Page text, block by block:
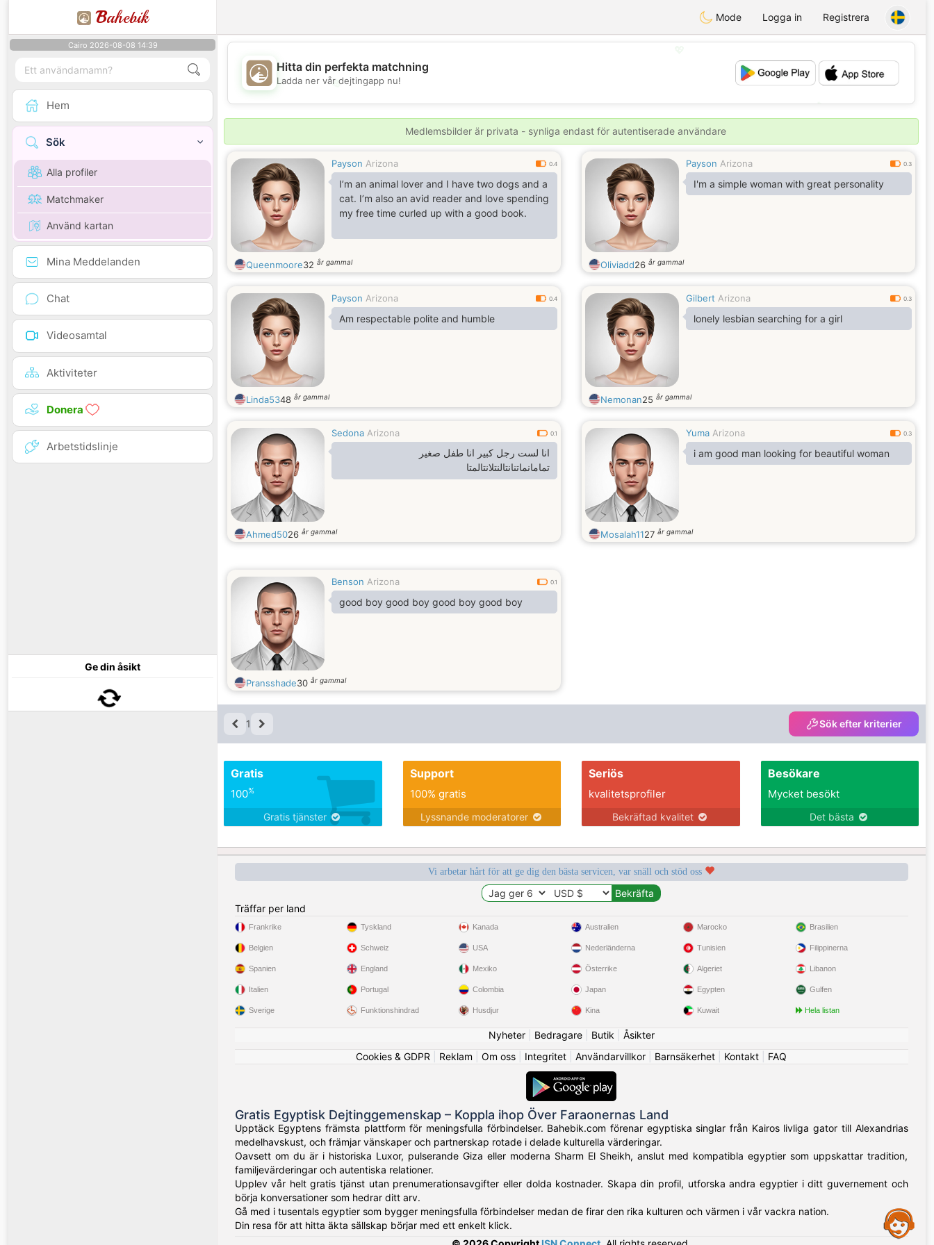
Bahebik Mode Logga in Registrera
Cairo 2026-08-08 14:39
Hem
Sök
Alla profiler
Matchmaker
Använd kartan
Mina Meddelanden
Chat
Videosamtal
Aktiviteter
Donera
Arbetstidslinje
Ge din åsikt
💖
💕
Hitta din perfekta matchning
Ladda ner vår dejtingapp nu!
Medlemsbilder är privata - synliga endast för autentiserade användare
Payson Arizona 0.4
I’m an animal lover and I have two dogs and a
cat. I’m also an avid reader and love spending
my free time curled up with a good book.
Queenmoore32 år gammal
Payson Arizona 0.3
I'm a simple woman with great personality
Oliviadd26 år gammal
Payson Arizona 0.4
Am respectable polite and humble
Linda5348 år gammal
Gilbert Arizona 0.3
lonely lesbian searching for a girl
Nemonan25 år gammal
Sedona Arizona 0.1
انا لست رجل كبير انا طفل صغير
تمامانماتنانتالنتلانتالمتا
Ahmed5026 år gammal
Yuma Arizona 0.3
i am good man looking for beautiful woman
Mosalah1127 år gammal
Benson Arizona 0.1
good boy good boy good boy good boy
Pransshade30 år gammal
1 Sök efter kriterier
Gratis
100%
Gratis tjänster
Support
100% gratis
Lyssnande moderatorer
Seriös
kvalitetsprofiler
Bekräftad kvalitet
Besökare
Mycket besökt
Det bästa
Vi arbetar hårt för att ge dig den bästa servicen, var snäll och stöd oss
Träffar per land
Frankrike
Belgien
Spanien
Italien
Sverige
Tyskland
Schweiz
England
Portugal
Funktionshindrad
Kanada
USA
Mexiko
Colombia
Husdjur
Australien
Nederländerna
Österrike
Japan
Kina
Marocko
Tunisien
Algeriet
Egypten
Kuwait
Brasilien
Filippinerna
Libanon
Gulfen
Hela listan
Nyheter| Bedragare| Butik
Åsikter
Cookies & GDPR
Reklam Om oss Integritet Användarvillkor Barnsäkerhet Kontakt FAQ
Gratis Egyptisk Dejtinggemenskap – Koppla ihop Över Faraonernas Land
Upptäck Egyptens främsta plattform för meningsfulla förbindelser. Bahebik.com förenar egyptiska singlar från Kairos livliga gator till Alexandrias
medelhavskust, och främjar vänskaper och partnerskap rotade i delade kulturella värderingar.
Oavsett om du är i historiska Luxor, pulserande Giza eller moderna Sharm El Sheikh, anslut med kompatibla egyptier som uppskattar tradition,
familjevärderingar och autentiska relationer.
Upplev vår helt gratis tjänst utan prenumerationsavgifter eller dolda kostnader. Skapa din profil, utforska andra egyptier i ditt guvernement och
börja konversationer som hedrar ditt arv.
Gå med i tusentals egyptier som bygger meningsfulla förbindelser medan de firar den rika kulturen och värmen i vår vackra nation.
Din resa för att hitta äkta sällskap börjar med ett enkelt klick.
Assistance